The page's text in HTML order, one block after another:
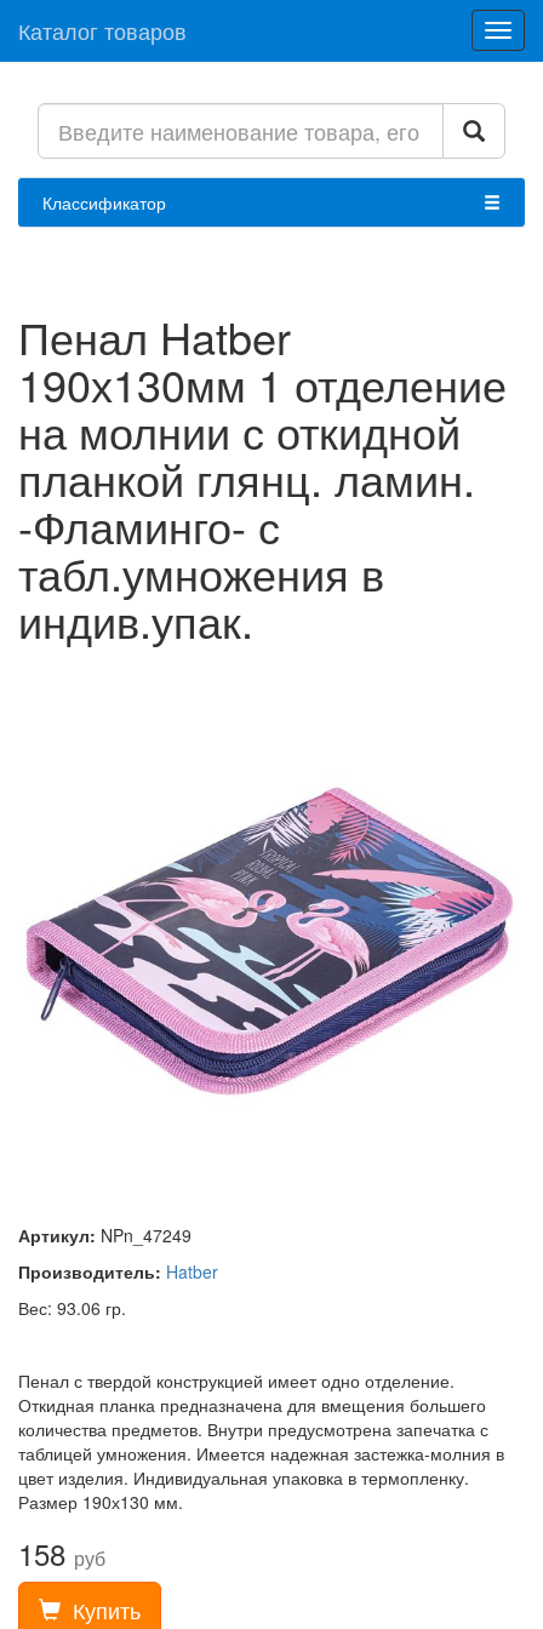
Каталог товаров
Классификатор
Пенал Hatber
190х130мм 1 отделение
на молнии с откидной
планкой глянц. ламин.
-Фламинго- с
табл.умножения в
индив.упак.
Артикул: NPn_47249
Производитель: Hatber
Вес: 93.06 гр.
Пенал с твердой конструкцией имеет одно отделение.
Откидная планка предназначена для вмещения большего
количества предметов. Внутри предусмотрена запечатка с
таблицей умножения. Имеется надежная застежка-молния в
цвет изделия. Индивидуальная упаковка в термопленку.
Размер 190х130 мм.
158 руб
Купить